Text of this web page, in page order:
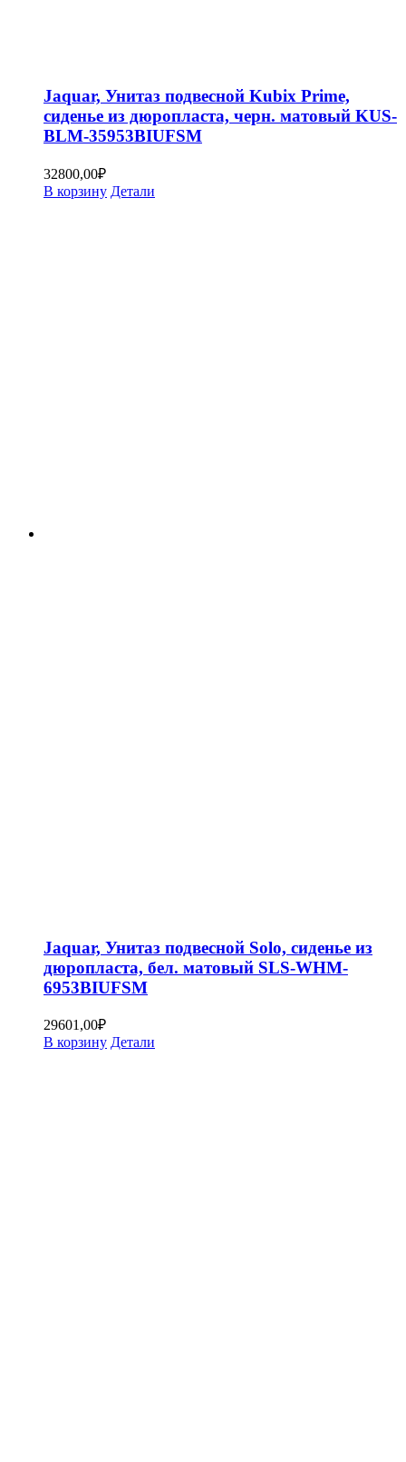
Jaquar, Унитаз подвесной Kubix Prime,
сиденье из дюропласта, черн. матовый KUS-
BLM-35953BIUFSM
32800,00₽
В корзину Детали
Jaquar, Унитаз подвесной Solo, сиденье из
дюропласта, бел. матовый SLS-WHM-
6953BIUFSM
29601,00₽
В корзину Детали